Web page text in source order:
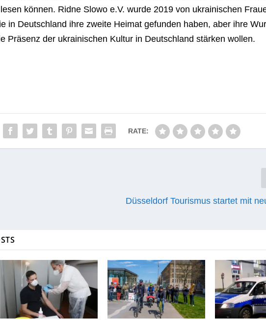
kön­nen. Ridne Slowo e.V. wurde 2019 von ukrai­ni­schen
in Deutsch­land ihre zweite Hei­mat gefun­den haben, aber ihre
Prä­senz der ukrai­ni­schen Kul­tur in Deutsch­land stär­ken wollen.
RATE:
Düsseldorf Tourismus startet mit